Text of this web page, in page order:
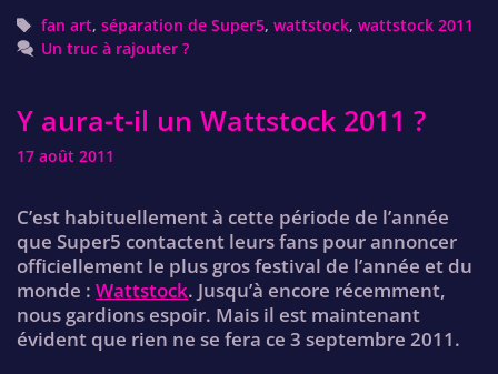
Tags
fan art, séparation de Super5, wattstock, wattstock 2011
Un truc à rajouter ?
Y aura-t-il un Wattstock 2011 ?
17 août 2011
C’est habituellement à cette période de l’année
que Super5 contactent leurs fans pour annoncer
officiellement le plus gros festival de l’année et du
monde : Wattstock. Jusqu’à encore récemment,
nous gardions espoir. Mais il est maintenant
évident que rien ne se fera ce 3 septembre 2011.